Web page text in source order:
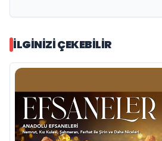
İLGINIZI ÇEKEBILIR